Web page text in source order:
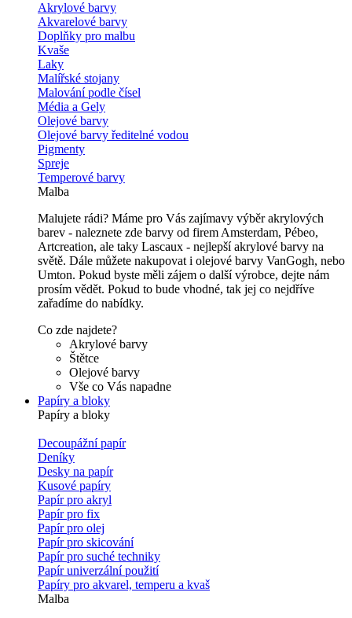
Akrylové barvy
Akvarelové barvy
Doplňky pro malbu
Kvaše
Laky
Malířské stojany
Malování podle čísel
Média a Gely
Olejové barvy
Olejové barvy ředitelné vodou
Pigmenty
Spreje
Temperové barvy
Malba
Malujete rádi? Máme pro Vás zajímavy výběr akrylových
barev - naleznete zde barvy od firem Amsterdam, Pébeo,
Artcreation, ale taky Lascaux - nejlepší akrylové barvy na
světě. Dále můžete nakupovat i olejové barvy VanGogh, nebo
Umton. Pokud byste měli zájem o další výrobce, dejte nám
prosím vědět. Pokud to bude vhodné, tak jej co nejdříve
zařadíme do nabídky.
Co zde najdete?
Akrylové barvy
Štětce
Olejové barvy
Vše co Vás napadne
Papíry a bloky
Papíry a bloky
Decoupážní papír
Deníky
Desky na papír
Kusové papíry
Papír pro akryl
Papír pro fix
Papír pro olej
Papír pro skicování
Papír pro suché techniky
Papír univerzální použití
Papíry pro akvarel, temperu a kvaš
Malba